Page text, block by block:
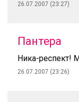
26.07.2007 (23:27)
Пантера
Ника-респект!
26.07.2007 (23:26)